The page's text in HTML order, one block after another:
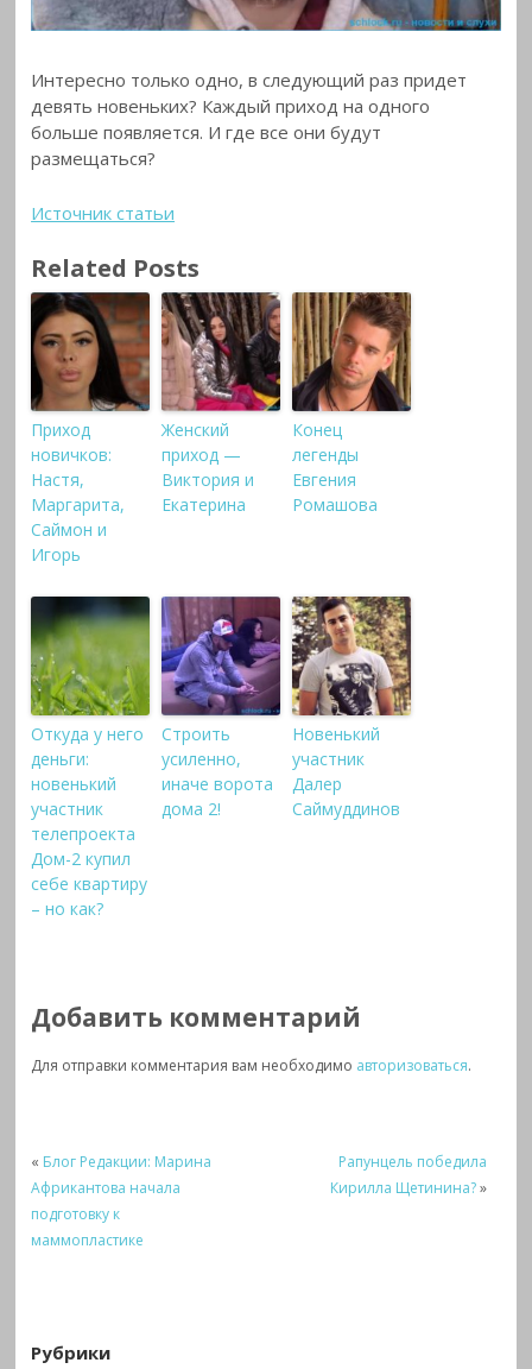
Интересно только одно, в следующий раз придет
девять новеньких? Каждый приход на одного
больше появляется. И где все они будут
размещаться?
Источник статьи
Related Posts
Приход
новичков:
Настя,
Маргарита,
Саймон и
Игорь
Женский
приход —
Виктория и
Екатерина
Конец
легенды
Евгения
Ромашова
Откуда у него
деньги:
новенький
участник
телепроекта
Дом-2 купил
себе квартиру
– но как?
Строить
усиленно,
иначе ворота
дома 2!
Новенький
участник
Далер
Саймуддинов
Добавить комментарий
Для отправки комментария вам необходимо авторизоваться.
« Блог Редакции: Марина
Африкантова начала
подготовку к
маммопластике
Рапунцель победила
Кирилла Щетинина?»
Рубрики